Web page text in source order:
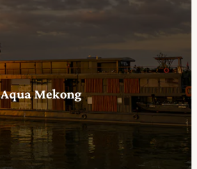
Aqua Mekong